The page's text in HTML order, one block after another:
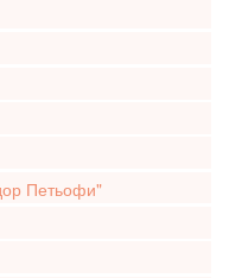
Петьофи"